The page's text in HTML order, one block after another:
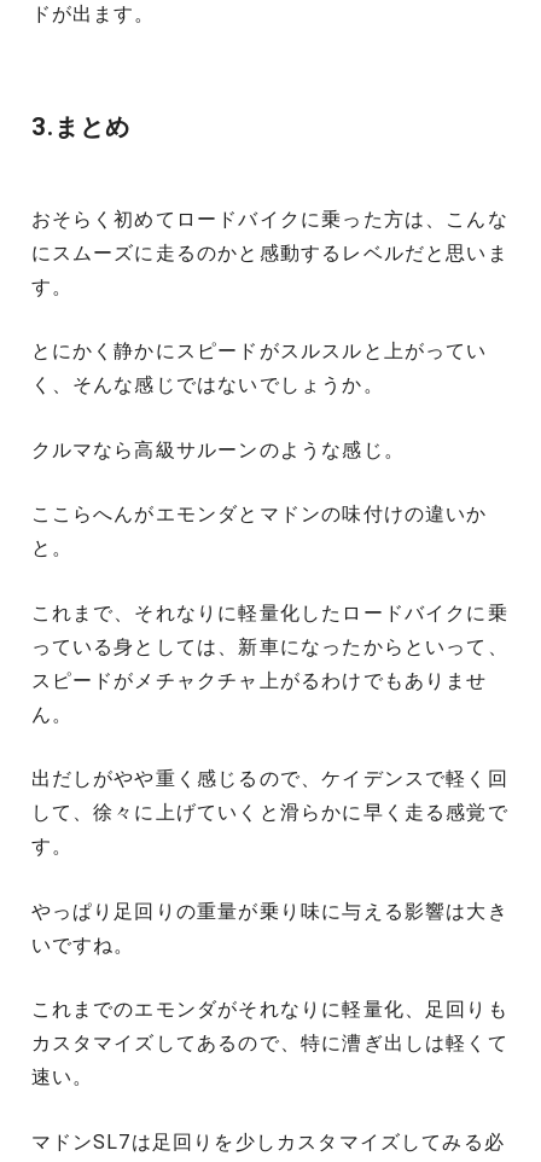
ドが出ます。
3.まとめ
おそらく初めてロードバイクに乗った方は、こんな
にスムーズに走るのかと感動するレベルだと思いま
す。
とにかく静かにスピードがスルスルと上がってい
く、そんな感じではないでしょうか。
クルマなら高級サルーンのような感じ。
ここらへんがエモンダとマドンの味付けの違いか
と。
これまで、それなりに軽量化したロードバイクに乗
っている身としては、新車になったからといって、
スピードがメチャクチャ上がるわけでもありませ
ん。
出だしがやや重く感じるので、ケイデンスで軽く回
して、徐々に上げていくと滑らかに早く走る感覚で
す。
やっぱり足回りの重量が乗り味に与える影響は大き
いですね。
これまでのエモンダがそれなりに軽量化、足回りも
カスタマイズしてあるので、特に漕ぎ出しは軽くて
速い。
マドンSL7は足回りを少しカスタマイズしてみる必